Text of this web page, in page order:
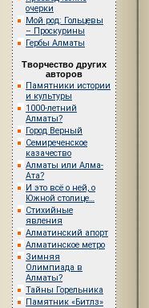
очерки
Мой род: Гольцевы
– Проскурины
Гербы Алматы
Творчество других
авторов
Памятники истории
и культуры
1000-летний
Алматы?
Город Верный
Семиреченское
казачество
Алматы или Алма-
Ата?
И это всё о ней, о
Южной столице…
Стихийные
явления
Алматинский апорт
Алматинское метро
Зимняя
Олимпиада в
Алматы?
Тайны Горельника
Памятник «Битлз»